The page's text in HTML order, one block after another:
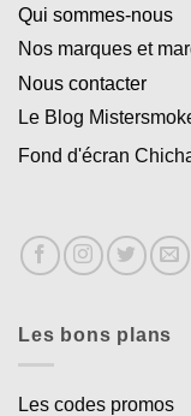
Qui sommes-nous
Nos marques et
Nous contacter
Le Blog
Fond d'écran
Les bons plans
Les codes promos